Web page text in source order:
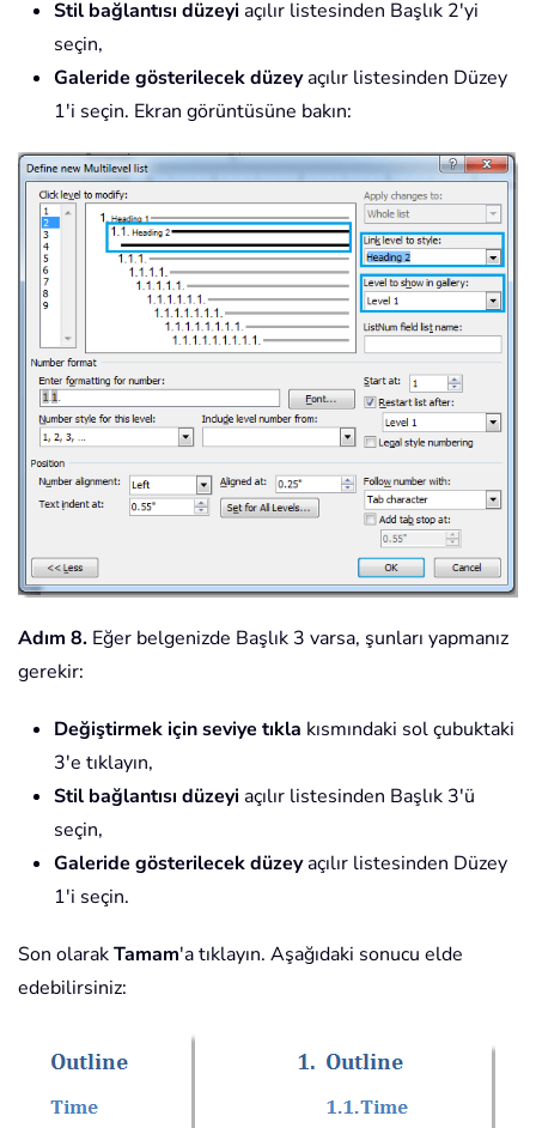
Stil bağlantısı düzeyi açılır listesinden Başlık 2'yi
seçin,
Galeride gösterilecek düzeyaçılır listesinden Düzey
1'i seçin. Ekran görüntüsüne bakın:
Adım 8. Eğer belgenizde Başlık 3 varsa, şunları yapmanız
gerekir:
Değiştirmek için seviye tıkla kısmındaki sol çubuktaki
3'e tıklayın,
Stil bağlantısı düzeyi açılır listesinden Başlık 3'ü
seçin,
Galeride gösterilecek düzeyaçılır listesinden Düzey
1'i seçin.
Son olarakTamam'a tıklayın. Aşağıdaki sonucu elde
edebilirsiniz: